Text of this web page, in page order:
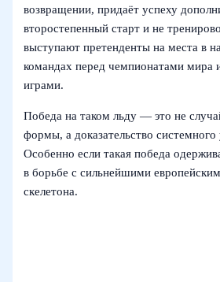
возвращении, придаёт успеху
второстепенный старт и не
выступают претенденты на места в
командах перед чемпионатами мира
играми.
Победа на таком льду — это не
формы, а доказательство системного
Особенно если такая победа
в борьбе с сильнейшими
скелетона.